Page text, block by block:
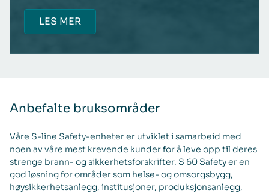
LES MER
Anbefalte bruksområder
Våre S-line Safety-enheter er utviklet i samarbeid med
noen av våre mest krevende kunder for å leve opp til deres
strenge brann- og sikkerhetsforskrifter. S 60 Safety er en
god løsning for områder som helse- og omsorgsbygg,
høysikkerhetsanlegg, institusjoner, produksjonsanlegg,